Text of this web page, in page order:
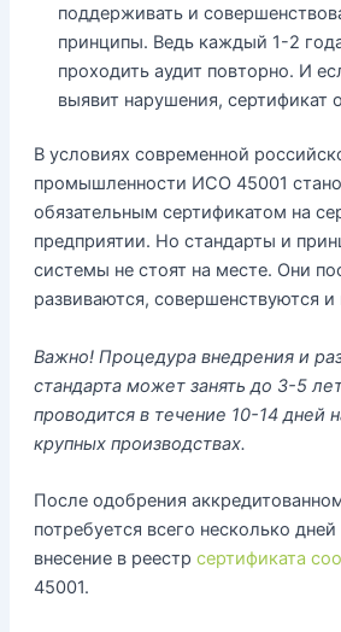
поддерживать и
принципы. Ведь каждый 1-2
проходить аудит повторно. И
выявит нарушения, сертификат
В условиях современной
промышленности ИСО 45001
обязательным сертификатом на
предприятии. Но стандарты и
системы не стоят на месте. Они
развиваются, совершенствуются и
Важно! Процедура внедрения и
стандарта может занять до 3-5
проводится в течение 10-14 дней
крупных производствах.
После одобрения
потребуется всего несколько дней
внесение в реестр сертификата
45001.